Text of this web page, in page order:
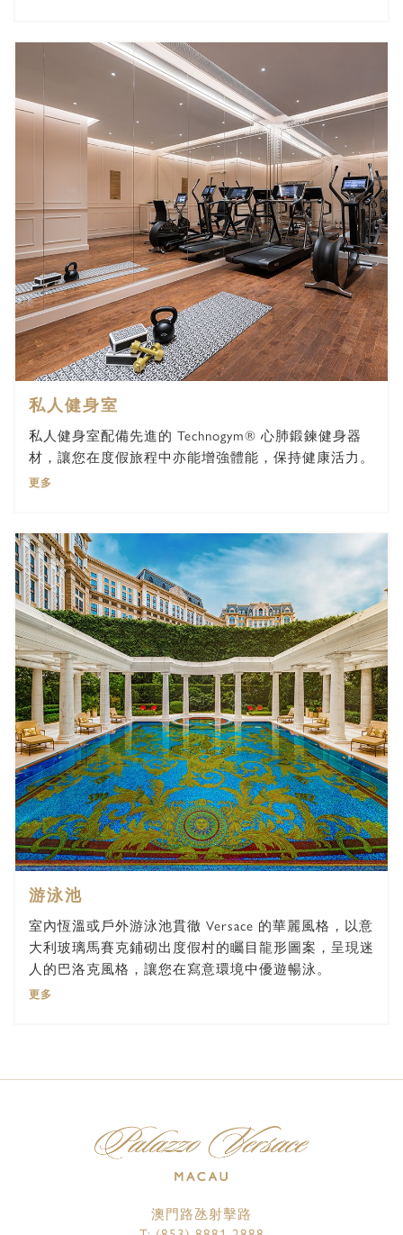
私人健身室
私人健身室配備先進的 Technogym® 心肺鍛鍊健身器
材，讓您在度假旅程中亦能增強體能，保持健康活力。
更多
游泳池
室內恆溫或戶外游泳池貫徹 Versace 的華麗風格，以意
大利玻璃馬賽克鋪砌出度假村的矚目龍形圖案，呈現迷
人的巴洛克風格，讓您在寫意環境中優遊暢泳。
更多
澳門路氹射擊路